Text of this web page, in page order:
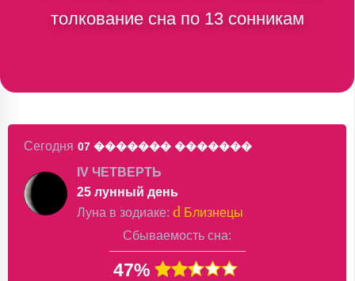
толкование сна по 13 сонникам
Сегодня 07 ������� �������
IV ЧЕТВЕРТЬ
25 лунный день
Луна в зодиаке: d Близнецы
Сбываемость сна:
47%